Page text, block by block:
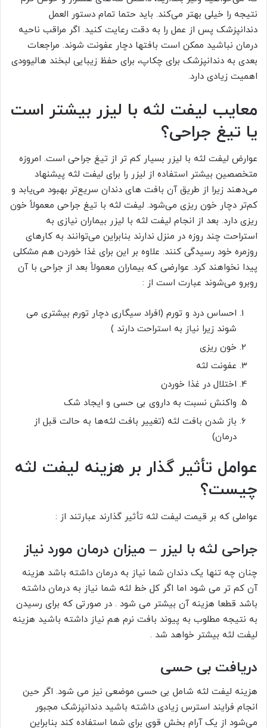
نتیجه را خیلی بهتر می‌کند. باید حتما تمام دستور العمل
دندانپزشک پس از عمل را به دقت رعایت کنید. اگر مراقب ناحیه
درمان نباشید ممکن است بافتها دچار عفونت شوند. مراجعات
بعدی به دندانپزشک برای چکاپ، برای حفظ زیبایی لبخند هالیوودی
اهمیت زیادی دارد.
معایب لیفت لثه با لیزر بیشتر است
یا تیغ جراحی؟
عوارض لیفت لثه با لیزر بسیار کم تر از تیغ جراحی است. امروزه
متخصصین بیشتر استفاده از لیزر را برای لیفت لثه پیشنهاد
می‌دهند زیرا از طریق آن بافت های دندان سریع‌تر بهبود می‌یابد و
کم‌تر دچار خون ریزی می‌شود. لیفت لثه با تیغ جراحی معمولاً خون
ریزی دارد. بعد از انجام لیفت لثه با لیزر بیماران نیازی به
استراحت چند روزه در منزل ندارند بنابراین می‌توانند به کارهای
روزمره خود رسیدگی کنند. علاوه بر این برای غذا خوردن هم مشکلی
پیدا نخواهند کرد. عوارضی که بیماران معمولاً بعد از جراحی با آن
روبرو می‌شوند عبارت است از :
احساس درد و تورم (افراد سیگاری دچار تورم بیشتری می
شوند زیرا نیاز به استراحت دارند )
خون ریزی
عفونت لثه
اختلال در غذا خوردن
واکنش نسبت به داروی بی حسی و ایجاد شک
باز شدن بافت لثه (تغییر بافت لثه‌ها به حالت قبل از
درمان)
عوامل تأثیر گذار بر هزینه لیفت لثه
چیست؟
عواملی که بر قیمت لیفت لثه تأثیر گذارند عبارتند از :
جراحی لثه با لیزر – میزان درمان مورد نیاز
چنان چه تنها یک دندان شما نیاز به درمان داشته باشد هزینه
آن کم تر می شود اما اگر کل خط لثه شما نیاز به درمان داشته
باشد قطعا هزینه آن بیشتر می شود . در صورتی که برای رسیدن
به نتیجه مطلوب به پیوند بافت نرم هم نیاز داشته باشید هزینه
لیفت لثه بیشتر خواهد شد .
دریافت بی حسی
هزینه لیفت لثه شامل بی حسی موضعی نیز می شود. اگر حین
انجام فرایند استرس زیادی داشته باشید دندانپزشک مجبور
می‌شود از یک آرام بخش قوی برای شما استفاده کند بنابراین